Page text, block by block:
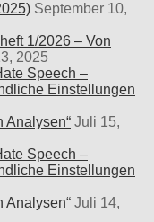
September 10,
1/2026 – Von
2025
Speech –
Einstellungen
Analysen“ Juli 15,
Speech –
Einstellungen
Analysen“ Juli 14,